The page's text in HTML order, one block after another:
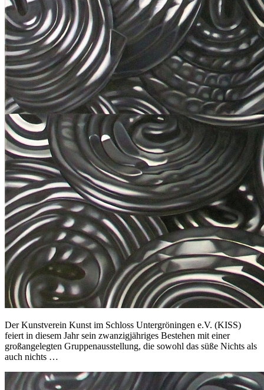
Der Kunstverein Kunst im Schloss Untergröningen e.V. (KISS)
feiert in diesem Jahr sein zwanzigjähriges Bestehen mit einer
großangelegten Gruppenausstellung, die sowohl das süße Nichts als
auch nichts …